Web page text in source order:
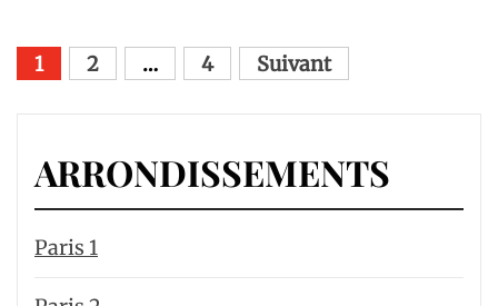
Pagination
1 2 … 4 Suivant
ARRONDISSEMENTS
Paris 1